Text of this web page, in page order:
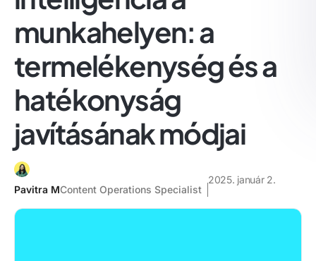
munkahelyen: a
termelékenység és a
hatékonyság
javításának módjai
Pavitra MContent Operations Specialist
2025. január 2.